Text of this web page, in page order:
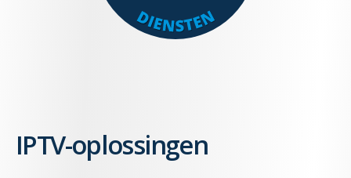
IPTV-oplossingen